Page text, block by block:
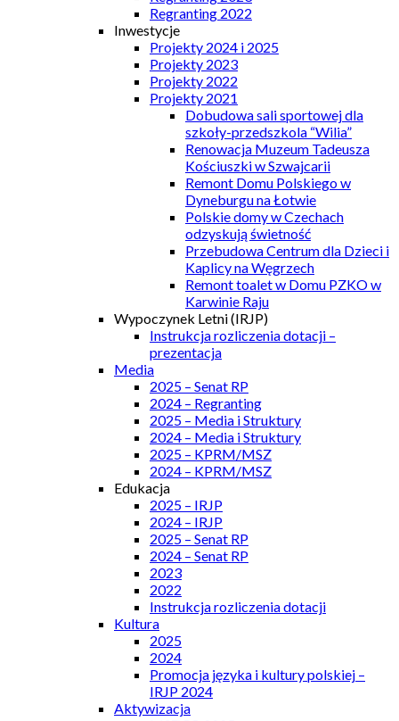
Regranting 2022
Inwestycje
Projekty 2024 i 2025
Projekty 2023
Projekty 2022
Projekty 2021
Dobudowa sali sportowej dla
szkoły-przedszkola “Wilia”
Renowacja Muzeum Tadeusza
Kościuszki w Szwajcarii
Remont Domu Polskiego w
Dyneburgu na Łotwie
Polskie domy w Czechach
odzyskują świetność
Przebudowa Centrum dla Dzieci i
Kaplicy na Węgrzech
Remont toalet w Domu PZKO w
Karwinie Raju
Wypoczynek Letni (IRJP)
Instrukcja rozliczenia dotacji –
prezentacja
Media
2025 – Senat RP
2024 – Regranting
2025 – Media i Struktury
2024 – Media i Struktury
2025 – KPRM/MSZ
2024 – KPRM/MSZ
Edukacja
2025 – IRJP
2024 – IRJP
2025 – Senat RP
2024 – Senat RP
2023
2022
Instrukcja rozliczenia dotacji
Kultura
2025
2024
Promocja języka i kultury polskiej –
IRJP 2024
Aktywizacja